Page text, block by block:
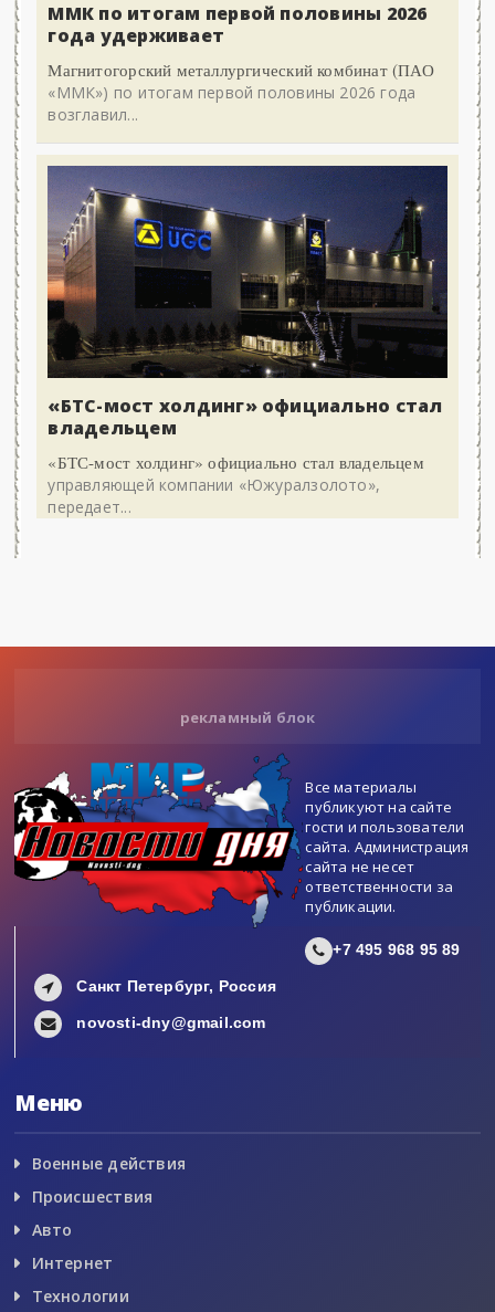
ММК по итогам первой половины 2026
года удерживает
Магнитогорский металлургический комбинат (ПАО
«ММК») по итогам первой половины 2026 года
возглавил...
«БТС-мост холдинг» официально стал
владельцем
«БТС-мост холдинг» официально стал владельцем
управляющей компании «Южуралзолото»,
передает...
рекламный блок
Все материалы
публикуют на сайте
гости и пользователи
сайта. Администрация
сайта не несет
ответственности за
публикации.
+7 495 968 95 89
Санкт Петербург, Россия
novosti-dny@gmail.com
Меню
Военные действия
Происшествия
Авто
Интернет
Технологии